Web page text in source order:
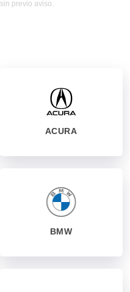
previo aviso.
ACURA
BMW